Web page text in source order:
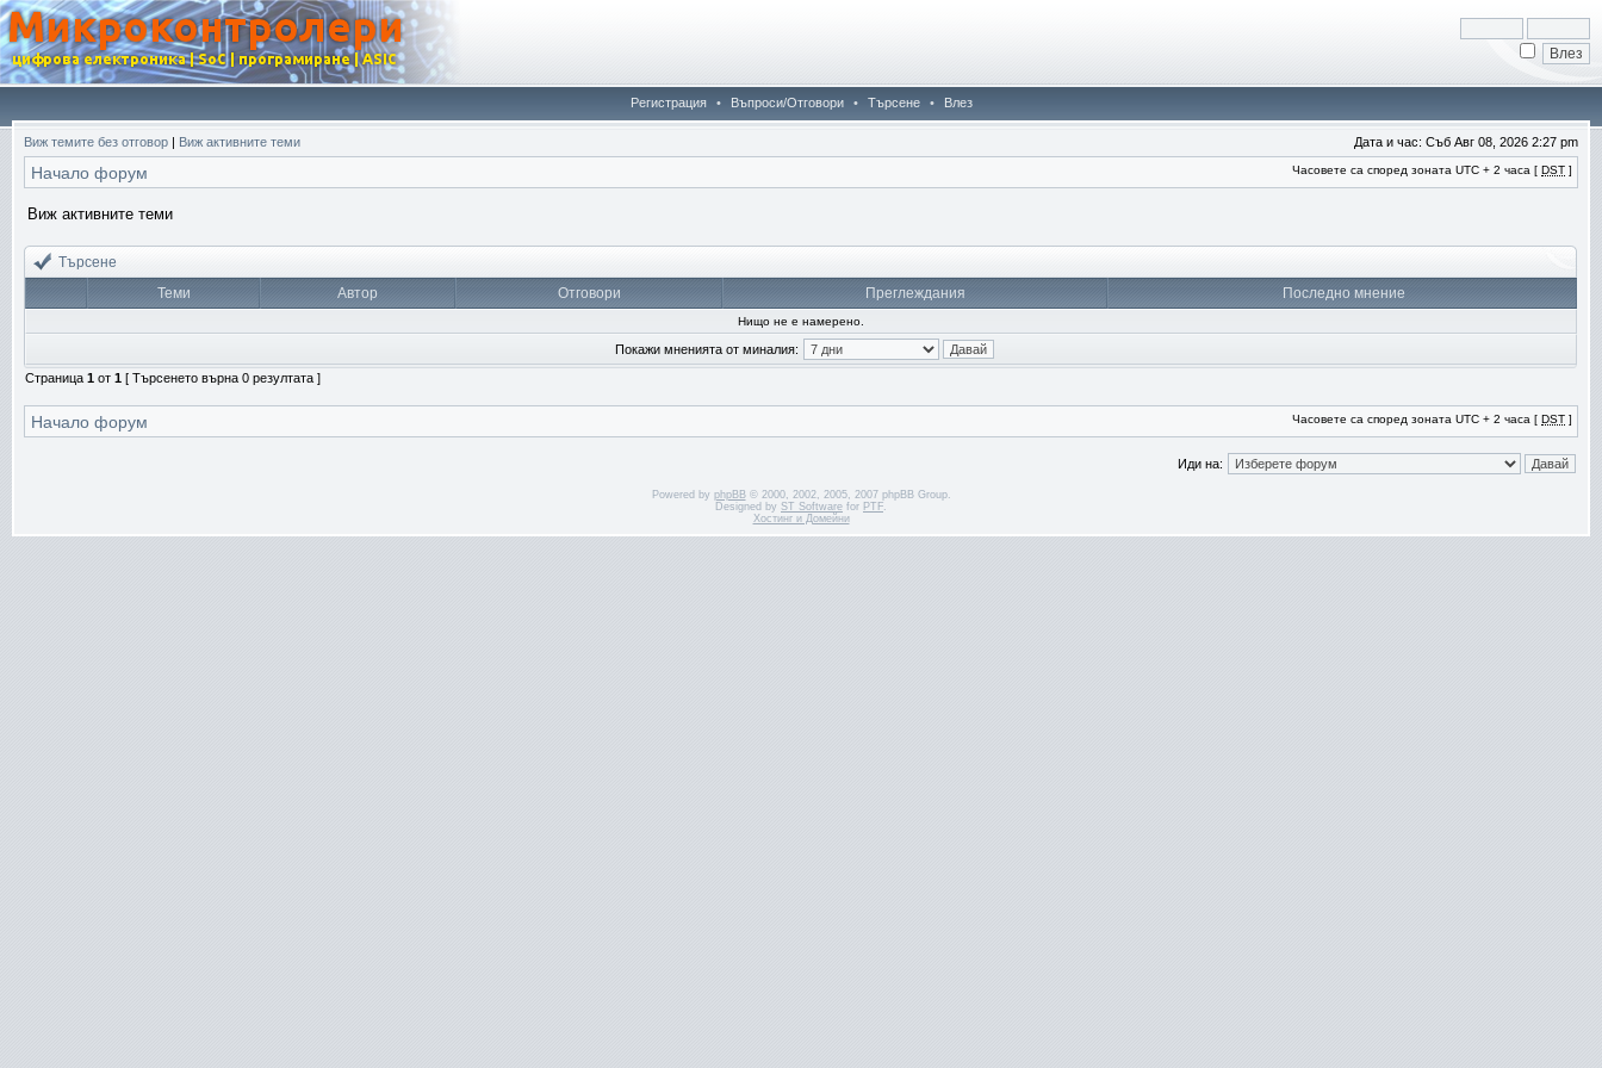
Регистрация • Въпроси/Отговори • Търсене • Влез
Виж темите без отговор | Виж активните теми Дата и час: Съб Авг 08, 2026 2:27 pm
Начало форум Часовете са според зоната UTC + 2 часа [ DST ]
Виж активните теми
Търсене
Теми
Автор Отговори Преглеждания Последно мнение
Нищо не е намерено.
Покажи мненията от миналия:
Страница 1 от 1 [ Търсенето върна 0 резултата ]
Начало форум Часовете са според зоната UTC + 2 часа [ DST ]
Иди на:
Powered by phpBB© 2000, 2002, 2005, 2007 phpBB Group.
Designed by ST Software for PTF.
Хостинг и Домейни